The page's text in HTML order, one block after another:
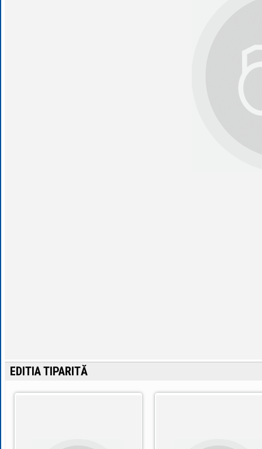
EDITIA TIPARITĂ